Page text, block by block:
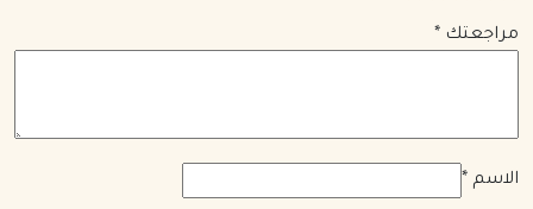
مراجعتك *
الاسم *